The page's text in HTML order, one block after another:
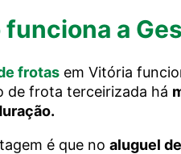
funciona a
frotas em Vitória
de frota terceirizada há
é que no aluguel